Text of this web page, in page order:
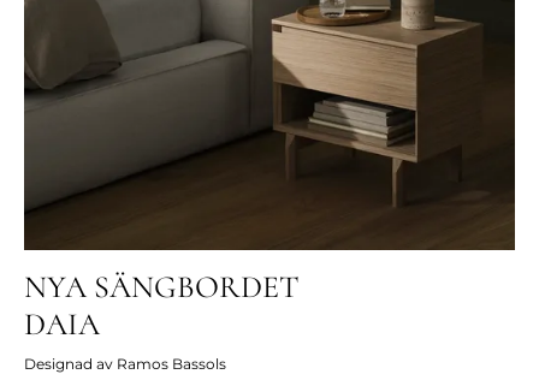
NYA SÄNGBORDET
DAIA
Designad av Ramos Bassols